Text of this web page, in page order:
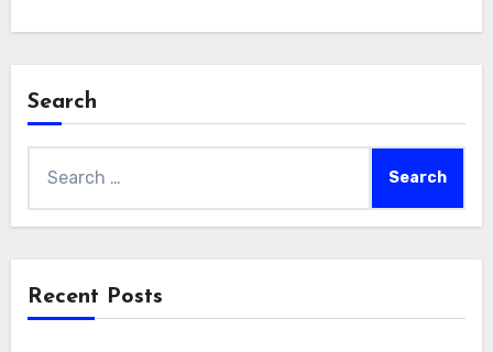
Search
for:
Recent Posts